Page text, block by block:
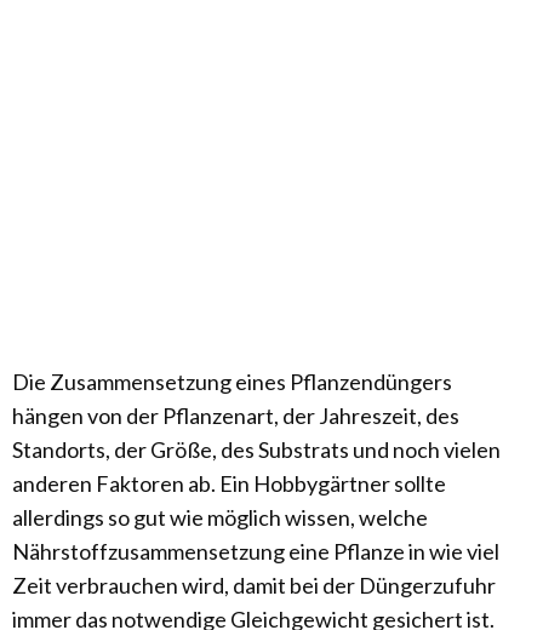
Die Zusammensetzung eines Pflanzendüngers
hängen von der Pflanzenart, der Jahreszeit, des
Standorts, der Größe, des Substrats und noch vielen
anderen Faktoren ab. Ein Hobbygärtner sollte
allerdings so gut wie möglich wissen, welche
Nährstoffzusammensetzung eine Pflanze in wie viel
Zeit verbrauchen wird, damit bei der Düngerzufuhr
immer das notwendige Gleichgewicht gesichert ist.